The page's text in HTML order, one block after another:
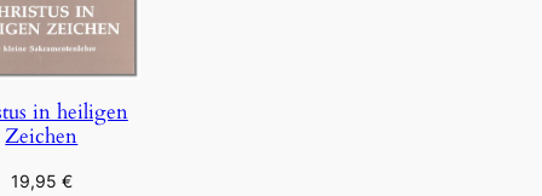
in heiligen
Zeichen
19,95 €